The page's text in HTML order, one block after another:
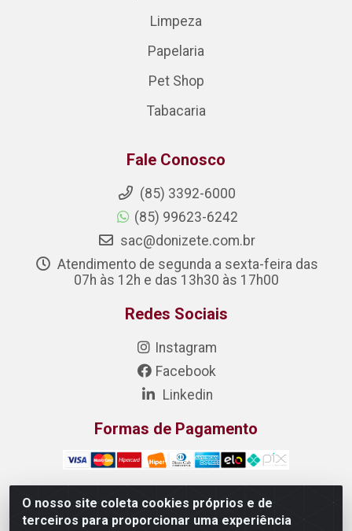
O nosso site coleta cookies próprios e de
terceiros para proporcionar uma experiência
Limpeza
Papelaria
Pet Shop
Tabacaria
Fale Conosco
(85) 3392-6000
(85) 99623-6242
sac@donizete.com.br
Atendimento de segunda a sexta-feira das
07h às 12h e das 13h30 às 17h00
Redes Sociais
Instagram
Facebook
Linkedin
Formas de Pagamento
DONIZETE DISTRIBUIDORA DE ALIMENTOS S/A - Rua